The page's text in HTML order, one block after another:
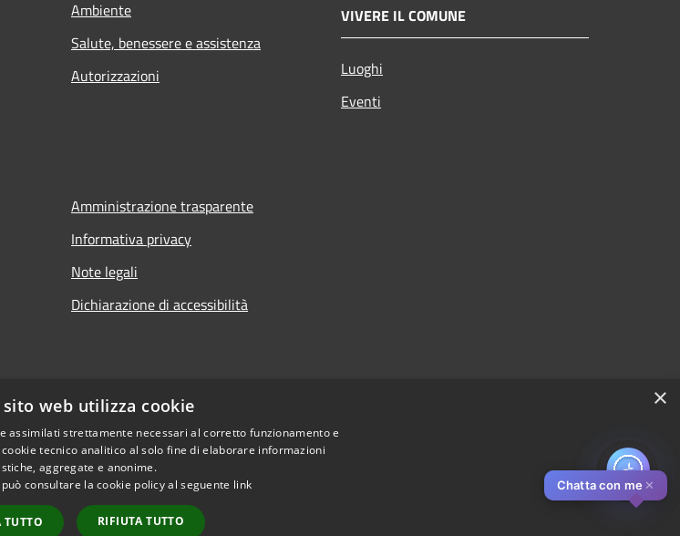
Ambiente
Salute, benessere e assistenza
Autorizzazioni
VIVERE IL COMUNE
Luoghi
Eventi
Amministrazione trasparente
Informativa privacy
Note legali
Dichiarazione di accessibilità
Chatta con me ✕
×
sito web utilizza cookie
assimilati strettamente necessari al corretto funzionamento e
tecnico analitico al solo fine di elaborare informazioni
aggregate e anonime.
consultare la cookie policy al seguente link
TUTTO RIFIUTA TUTTO